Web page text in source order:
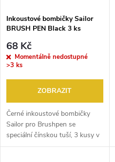
p
r
o
d
u
k
s
p
r
o
d
u
Inkoustové bombičky Sailor
BRUSH PEN Black 3 ks
68 Kč
Momentálně nedostupné
>3 ks
ZOBRAZIT
Černé inkoustové bombičky
Sailor pro Brushpen se
speciální čínskou tuší, 3 kusy v
balení